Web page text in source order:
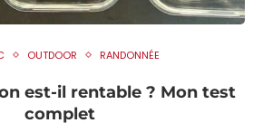
OUTDOOR RANDONNÉE
est-il rentable ? Mon test
complet